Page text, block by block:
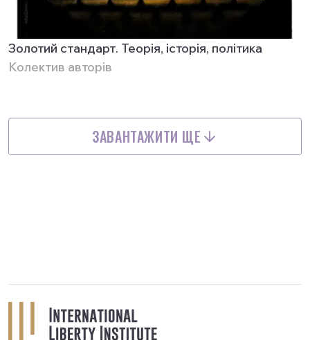
Золотий стандарт. Теорія, історія, політика
Колектив авторів
ЗАВАНТАЖИТИ ЩЕ